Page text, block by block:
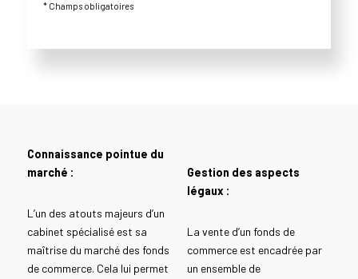
* Champs obligatoires
Connaissance pointue du
marché :
L’un des atouts majeurs d’un
cabinet spécialisé est sa
maîtrise du marché des fonds
de commerce. Cela lui permet
Gestion des aspects
légaux :
La vente d’un fonds de
commerce est encadrée par
un ensemble de